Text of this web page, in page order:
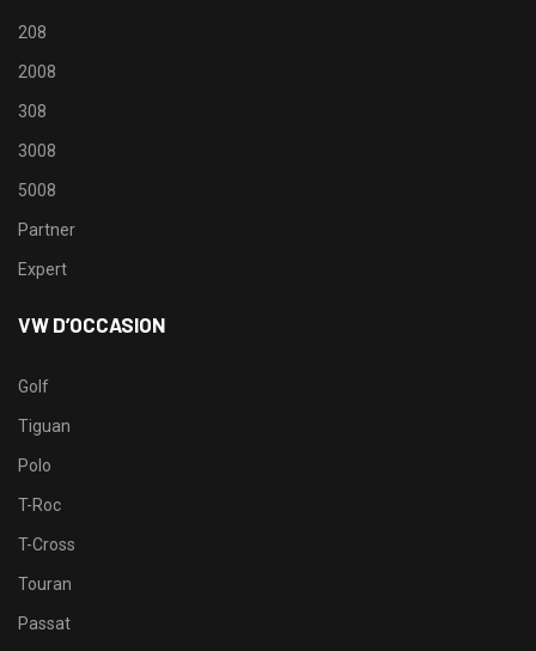
208
2008
308
3008
5008
Partner
Expert
VW D’OCCASION
Golf
Tiguan
Polo
T-Roc
T-Cross
Touran
Passat